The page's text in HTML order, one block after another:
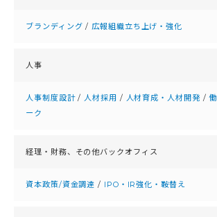
ブランディング /広報組織立ち上げ・強化
人事
人事制度設計/ 人材採用 / 人材育成・人材開発/
ーク
経理・財務、 その他バックオフィス
資本政策/資金調達 / IPO・IR強化・鞍替え